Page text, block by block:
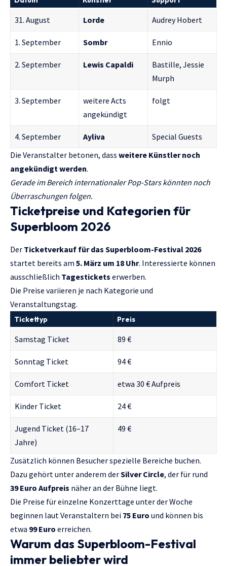
31. August Lorde Audrey Hobert
1. September Sombr Ennio
2. September Lewis Capaldi
Bastille, Jessie
Murph
3. September
weitere Acts
angekündigt
folgt
4. September Ayliva
Special Guests
Die Veranstalter betonen, dass weitere Künstler noch
angekündigt werden.
Gerade im Bereich internationaler Pop-Stars könnten noch
Überraschungen folgen.
Ticketpreise und Kategorien für
Superbloom 2026
Der Ticketverkauf für das Superbloom-Festival 2026
startet bereits am 5. März um 18 Uhr. Interessierte können
ausschließlich Tagestickets erwerben.
Die Preise variieren je nach Kategorie und
Veranstaltungstag.
Tickettyp Preis
Samstag Ticket 89 €
Sonntag Ticket 94 €
Comfort Ticket etwa 30 € Aufpreis
Kinder Ticket 24 €
Jugend Ticket (16–17
Jahre)
49 €
Zusätzlich können Besucher spezielle Bereiche buchen.
Dazu gehört unter anderem derSilver Circle, der für rund
39 Euro Aufpreis näher an der Bühne liegt.
Die Preise für einzelne Konzerttage unter der Woche
beginnen laut Veranstaltern bei 75 Euro und können bis
etwa 99 Euro erreichen.
Warum das Superbloom-Festival
immer beliebter wird